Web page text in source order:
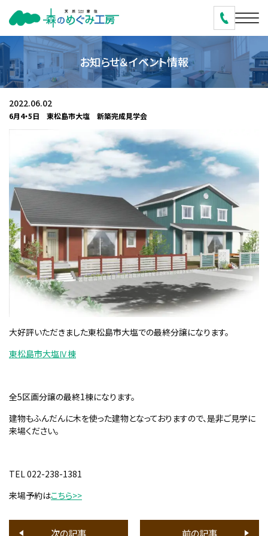
お知らせ＆イベント情報
2022.06.02
6月4・5日 東松島市大塩 新築完成見学会
大好評いただきました東松島市大塩での最終分譲になります。
東松島市大塩Ⅳ棟
全5区画分譲の最終1棟になります。
建物もふんだんに木を使った建物となっておりますので、是非ご見学に
来場ください。
TEL 022-238-1381
来場予約はこちら>>
次の記事 前の記事